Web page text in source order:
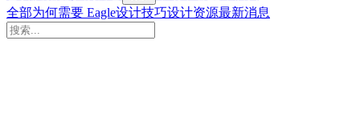
全部为何需要 Eagle设计技巧设计资源最新消息